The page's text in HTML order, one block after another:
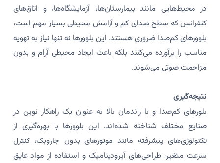
در محیط‌هایی مانند بیمارستان‌ها، آزمایشگاه‌ها، و اتاق‌های
کنفرانس که سطح صدای کم و آرامش محیطی بسیار مهم است،
بلوورهای کم‌صدا ضروری هستند. این بلوورها نه تنها نیاز به تهویه
مناسب را برآورده می‌کنند بلکه باعث ایجاد محیطی آرام و بدون
مزاحمت صوتی می‌شوند.
نتیجه‌گیری
بلورهای کم‌صدا و با راندمان بالا به عنوان یک راهکار نوین در
صنایع مختلف شناخته شده‌اند. این بلوورها با بهره‌گیری از
تکنولوژی‌های پیشرفته مانند موتورهای بدون جاروبک، کنترل
سرعت متغیر، طراحی‌های آیرودینامیک و استفاده از مواد عایق